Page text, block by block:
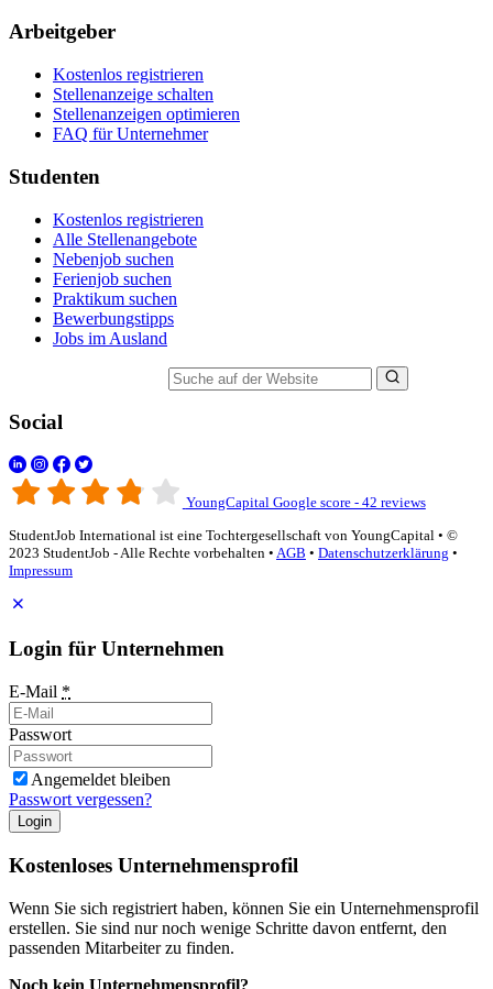
Arbeitgeber
Kostenlos registrieren
Stellenanzeige schalten
Stellenanzeigen optimieren
FAQ für Unternehmer
Studenten
Kostenlos registrieren
Alle Stellenangebote
Nebenjob suchen
Ferienjob suchen
Praktikum suchen
Bewerbungstipps
Jobs im Ausland
Social
YoungCapital Google score - 42 reviews
StudentJob International ist eine Tochtergesellschaft von YoungCapital • ©
2023 StudentJob - Alle Rechte vorbehalten • AGB • Datenschutzerklärung •
Impressum
Login für Unternehmen
E-Mail *
Passwort
Angemeldet bleiben
Passwort vergessen?
Login
Kostenloses Unternehmensprofil
Wenn Sie sich registriert haben, können Sie ein Unternehmensprofil
erstellen. Sie sind nur noch wenige Schritte davon entfernt, den
passenden Mitarbeiter zu finden.
Noch kein Unternehmensprofil?